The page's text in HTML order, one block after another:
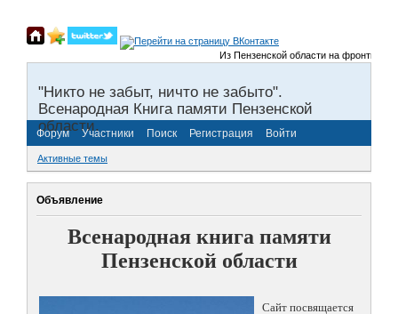
Из Пензенской области на фронты
"Никто не забыт, ничто не забыто".
Всенародная Книга памяти Пензенской
области.
Форум Участники Поиск Регистрация Войти
Активные темы
Объявление
Всенародная книга памяти
Пензенской области
Сайт посвящается